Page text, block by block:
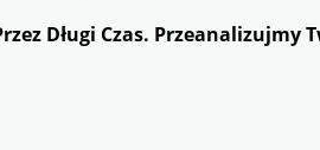
Długi Czas.